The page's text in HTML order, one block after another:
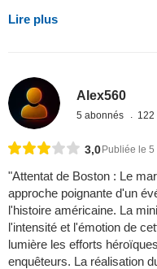
Lire plus
Alex560
5 abonnés 122
3,0 Publiée le
"Attentat de Boston : Le
approche poignante d'un
l'histoire américaine. La
l'intensité et l'émotion de
lumière les efforts
enquêteurs. La réalisation